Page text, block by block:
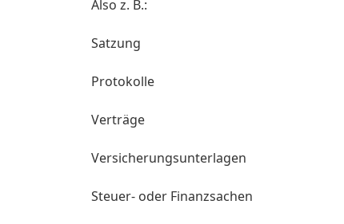
Also z. B.:
Satzung
Protokolle
Verträge
Versicherungsunterlagen
Steuer- oder Finanzsachen